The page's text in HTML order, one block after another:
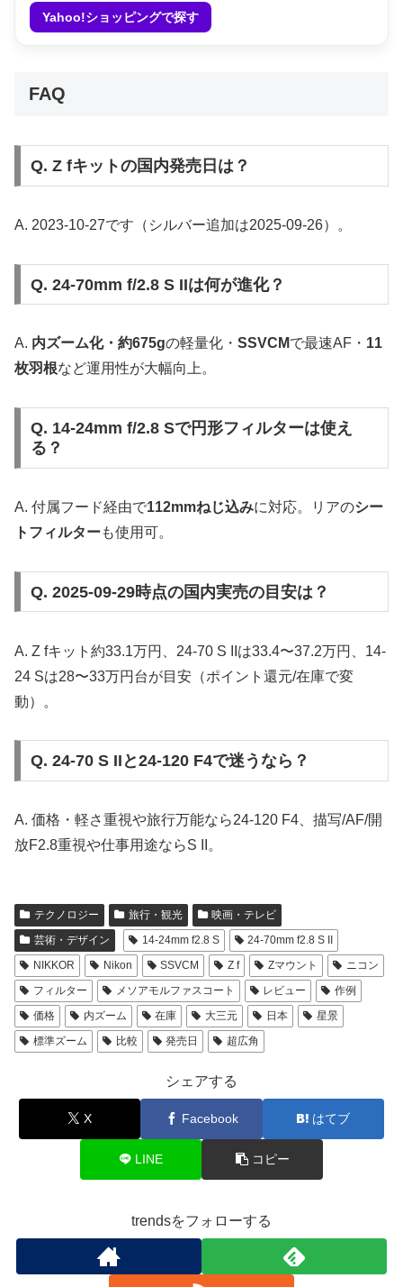
Yahoo!ショッピングで探す
FAQ
Q. Z fキットの国内発売日は？
A. 2023-10-27です（シルバー追加は2025-09-26）。
Q. 24-70mm f/2.8 S IIは何が進化？
A. 内ズーム化・約675gの軽量化・ SSVCMで最速AF・ 11
枚羽根など運用性が大幅向上。
Q. 14-24mm f/2.8 Sで円形フィルターは使え
る？
A. 付属フード経由で112mmねじ込みに対応。リアのシー
トフィルターも使用可。
Q. 2025-09-29時点の国内実売の目安は？
A. Z fキット約33.1万円、24-70 S IIは33.4〜37.2万円、14-
24 Sは28〜33万円台が目安（ポイント還元/在庫で変
動）。
Q. 24-70 S IIと24-120 F4で迷うなら？
A. 価格・軽さ重視や旅行万能なら24-120 F4、描写/AF/開
放F2.8重視や仕事用途ならS II。
テクノロジー 旅行・観光
映画・テレビ
芸術・デザイン
14-24mm f2.8 S
24-70mm f2.8 S II
NIKKOR
Nikon SSVCM Z f Zマウント
ニコン
フィルター
メソアモルファスコート レビュー
作例
価格
内ズーム 在庫 大三元 日本
星景
標準ズーム
比較 発売日 超広角
シェアする
X Facebook はてブ
LINE コピー
trendsをフォローする